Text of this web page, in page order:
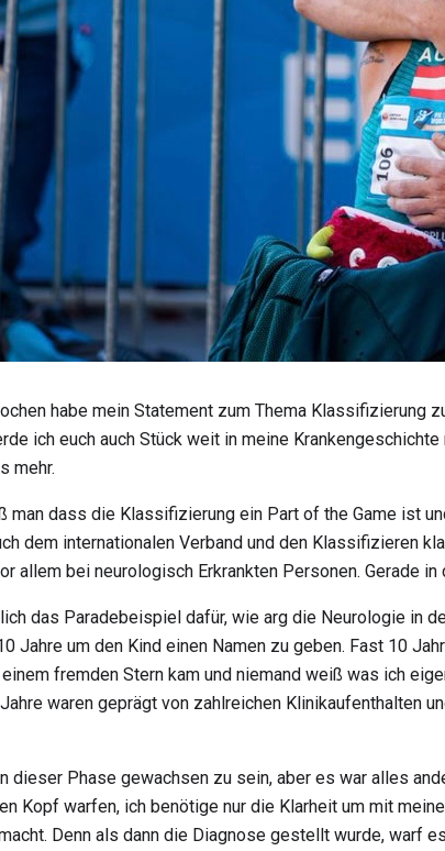
habe mein Statement zum Thema Klassifizierung
ich euch auch Stück weit in meine
mehr.
man dass die Klassifizierung ein Part of the Game ist
dem internationalen Verband und den Klassifizieren
allem bei neurologisch Erkrankten Personen. Gerade
das Paradebeispiel dafür, wie arg die Neurologie in
Jahre um den Kind einen Namen zu geben. Fast 10
fremden Stern kam und niemand weiß was ich
waren geprägt von zahlreichen Klinikaufenthalten
dieser Phase gewachsen zu sein, aber es war alles
Kopf warfen, ich benötige nur die Klarheit um mit
Denn als dann die Diagnose gestellt wurde, warf